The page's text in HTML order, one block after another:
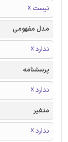
نیست ☓
مدل مفهومی
ندارد ☓
پرسشنامه
ندارد ☓
متغیر
ندارد ☓